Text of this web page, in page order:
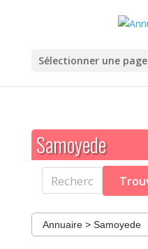
Sélectionner une page
Samoyede
Annuaire> Samoyede